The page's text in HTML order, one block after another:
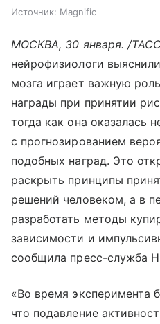
Источник: Magnific
МОСКВА, 30 января. /
нейрофизиологи
мозга играет важную
награды при принятии
тогда как она оказалась
с прогнозированием
подобных наград. Это
раскрыть принципы
решений человеком, а в
разработать методы
зависимости и
сообщила пресс-служба
«Во время эксперимента
что подавление